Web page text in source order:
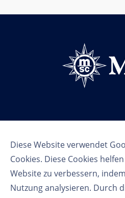
Diese Website verwendet
Cookies. Diese Cookies
Website zu verbessern,
Nutzung analysieren. Durch
Follow